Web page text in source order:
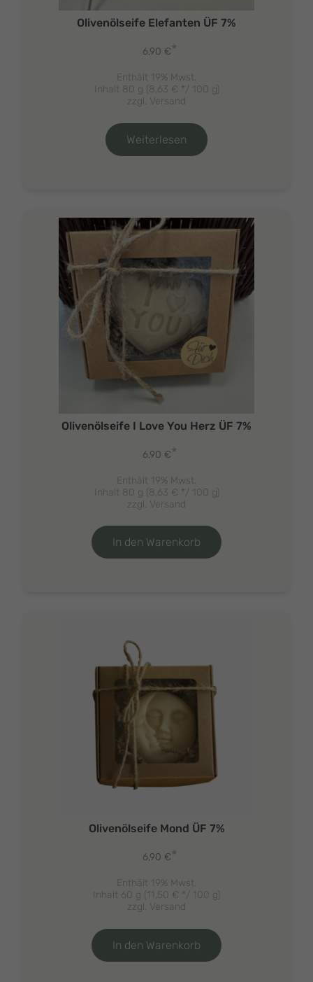
Olivenölseife Elefanten ÜF 7%
6,90 €*
Enthält 19% Mwst.
Inhalt 80 g (8,63 € */ 100 g)
zzgl. Versand
Weiterlesen
Olivenölseife I Love You Herz ÜF 7%
6,90 €*
Enthält 19% Mwst.
Inhalt 80 g (8,63 € */ 100 g)
zzgl. Versand
In den Warenkorb
Olivenölseife Mond ÜF 7%
6,90 €*
Enthält 19% Mwst.
Inhalt 60 g (11,50 € */ 100 g)
zzgl. Versand
In den Warenkorb